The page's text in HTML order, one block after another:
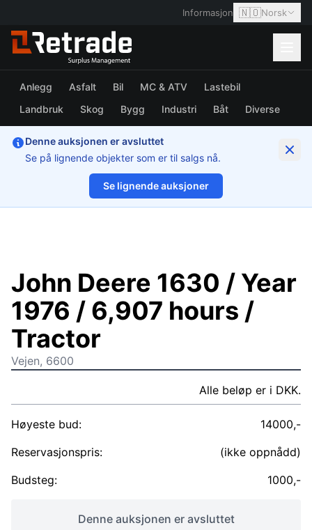
Informasjon 🇳🇴Norsk
Anlegg Asfalt Bil MC & ATV
Lastebil
Landbruk
Skog Bygg Industri Båt Diverse
Denne auksjonen er avsluttet
Se på lignende objekter som er til salgs nå.
Se lignende auksjoner
1/72
John Deere 1630 / Year
1976 / 6,907 hours /
Tractor
Vejen, 6600
Alle beløp er i DKK.
Høyeste bud:
14000,-
Reservasjonspris:
(ikke oppnådd)
Budsteg:
1000,-
Denne auksjonen er avsluttet